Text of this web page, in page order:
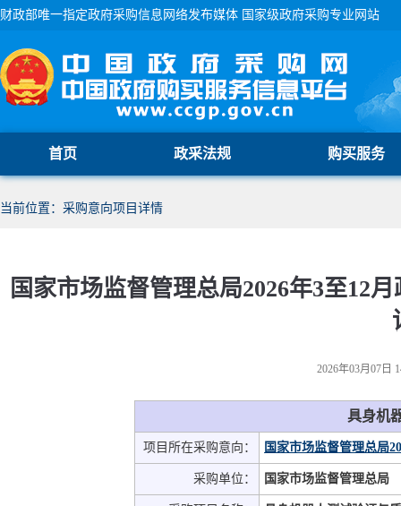
财政部唯一指定政府采购信息网络发布媒体 国家级政府采购专业网站
首页 政采法规 购买服务
当前位置：采购意向项目详情
国家市场监督管理总局2026年3至12
2026年03月07日
具身机
项目所在采购意向： 国家市场监督管理总局
采购单位： 国家市场监督管理总局